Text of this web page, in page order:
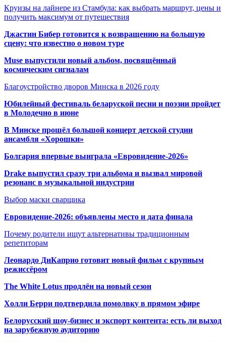
Круизы на лайнере из Стамбула: как выбрать маршрут, цены и
получить максимум от путешествия
Джастин Бибер готовится к возвращению на большую
сцену: что известно о новом туре
Muse выпустили новый альбом, посвящённый
космическим сигналам
Благоустройство дворов Минска в 2026 году
Юбилейный фестиваль беларуской песни и поэзии пройдет
в Молодечно в июне
В Минске прошёл большой концерт детской студии
ансамбля «Хорошки»
Болгария впервые выиграла «Евровидение-2026»
Drake выпустил сразу три альбома и вызвал мировой
резонанс в музыкальной индустрии
Выбор маски сварщика
Евровидение-2026: объявлены место и дата финала
Почему родители ищут альтернативы традиционным
репетиторам
Леонардо ДиКаприо готовит новый фильм с крупным
режиссёром
The White Lotus продлён на новый сезон
Холли Берри подтвердила помолвку в прямом эфире
Белорусский шоу-бизнес и экспорт контента: есть ли выход
на зарубежную аудиторию